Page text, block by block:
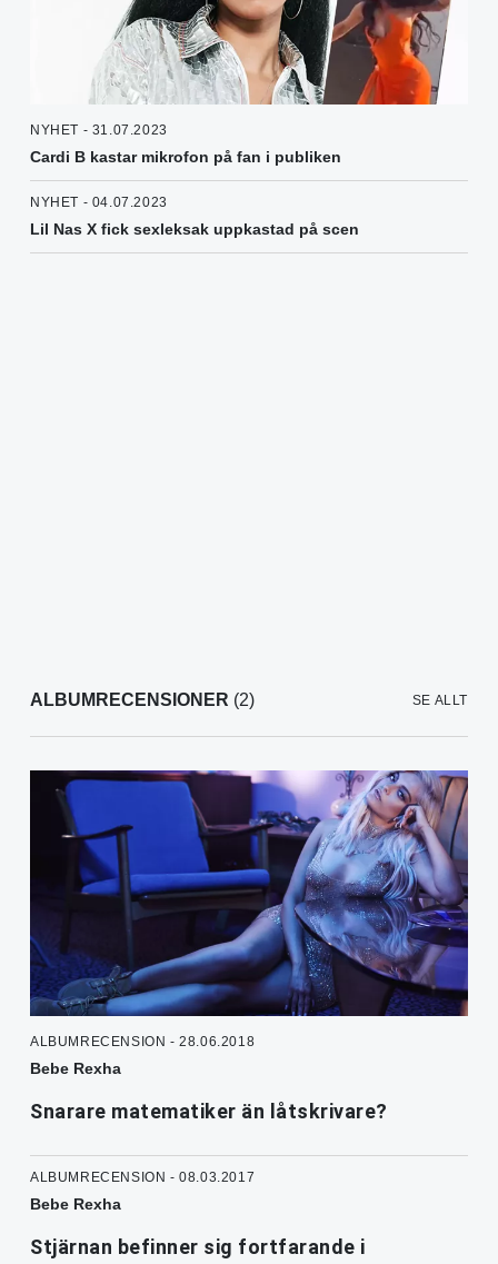
NYHET - 31.07.2023
Cardi B kastar mikrofon på fan i publiken
NYHET - 04.07.2023
Lil Nas X fick sexleksak uppkastad på scen
ALBUMRECENSIONER (2) SE ALLT
ALBUMRECENSION - 28.06.2018
Bebe Rexha
Snarare matematiker än låtskrivare?
ALBUMRECENSION - 08.03.2017
Bebe Rexha
Stjärnan befinner sig fortfarande i